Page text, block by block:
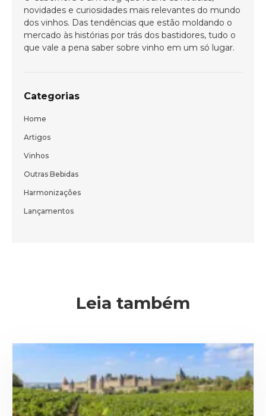
do nosso blog em primeira mão.
novidades e curiosidades mais relevantes do mundo
dos vinhos. Das tendências que estão moldando o
mercado às histórias por trás dos bastidores, tudo o
que vale a pena saber sobre vinho em um só lugar.
Categorias
Home
Artigos
Vinhos
Outras Bebidas
Harmonizações
Lançamentos
Leia também